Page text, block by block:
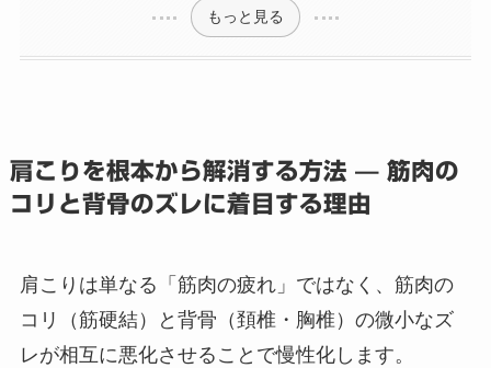
もっと見る
肩こりを根本から解消する方法 — 筋肉の
コリと背骨のズレに着目する理由
肩こりは単なる「筋肉の疲れ」ではなく、筋肉の
コリ（筋硬結）と背骨（頚椎・胸椎）の微小なズ
レが相互に悪化させることで慢性化します。